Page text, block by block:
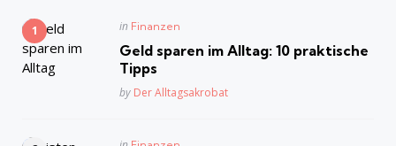
Posted
in Finanzen
Geld sparen im Alltag: 10 praktische
Tipps
Posted
by Der Alltagsakrobat